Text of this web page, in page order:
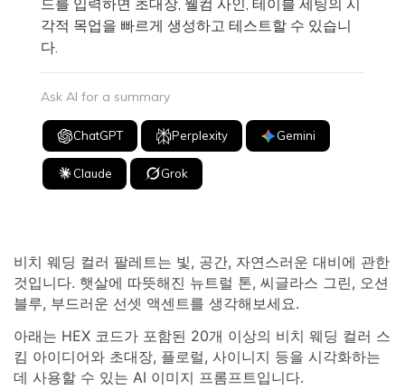
각적 목업을 빠르게 생성하고 테스트할 수 있습니
다.
Ask AI for a summary
ChatGPT Perplexity Gemini
Claude Grok
비치 웨딩 컬러 팔레트는 빛, 공간, 자연스러운 대비에 관한
것입니다. 햇살에 따뜻해진 뉴트럴 톤, 씨글라스 그린, 오션
블루, 부드러운 선셋 액센트를 생각해보세요.
아래는 HEX 코드가 포함된 20개 이상의 비치 웨딩 컬러 스
킴 아이디어와 초대장, 플로럴, 사이니지 등을 시각화하는
데 사용할 수 있는 AI 이미지 프롬프트입니다.